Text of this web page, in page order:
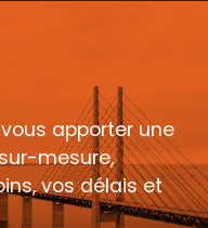
apporter une
mesure,
vos délais et